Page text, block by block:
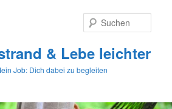
& Lebe leichter
Job: Dich dabei zu begleiten